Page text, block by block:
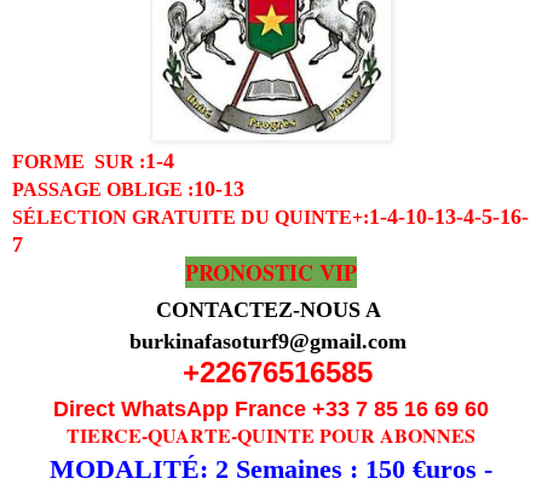
FORME SUR :1-4
PASSAGE OBLIGE :10-13
SÉLECTION GRATUITE DU QUINTE+:1-4-10-13-4-5-16-
7
PRONOSTIC VIP
CONTACTEZ-NOUS A
burkinafasoturf9@gmail.com
+22676516585
Direct WhatsApp France +33 7 85 16 69 60
TIERCE-QUARTE-QUINTE POUR ABONNES
MODALITÉ: 2 Semaines : 150 €uros -